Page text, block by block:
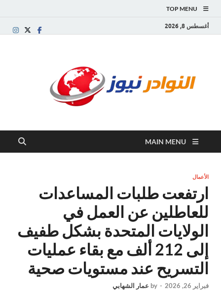
TOP MENU
أغسطس 8, 2026
والتقارير
من
العالم
MAIN MENU
الأعمال
ارتفعت طلبات المساعدات
للعاطلين عن العمل في
الولايات المتحدة بشكل طفيف
إلى 212 ألف مع بقاء عمليات
التسريح عند مستويات صحية
فبراير 26, 2026 -
by عمار الشهابي